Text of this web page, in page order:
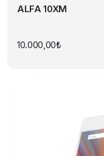
ALFA 10XM
10.000,00₺